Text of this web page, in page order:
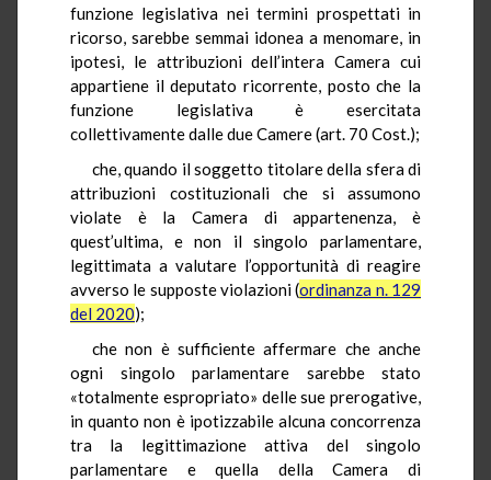
funzione legislativa nei termini prospettati in
ricorso, sarebbe semmai idonea a menomare, in
ipotesi, le attribuzioni dell’intera Camera cui
appartiene il deputato ricorrente, posto che la
funzione legislativa è esercitata
collettivamente dalle due Camere (art. 70 Cost.);
che, quando il soggetto titolare della sfera di
attribuzioni costituzionali che si assumono
violate è la Camera di appartenenza, è
quest’ultima, e non il singolo parlamentare,
legittimata a valutare l’opportunità di reagire
avverso le supposte violazioni (ordinanza n. 129
del 2020);
che non è sufficiente affermare che anche
ogni singolo parlamentare sarebbe stato
«totalmente espropriato» delle sue prerogative,
in quanto non è ipotizzabile alcuna concorrenza
tra la legittimazione attiva del singolo
parlamentare e quella della Camera di